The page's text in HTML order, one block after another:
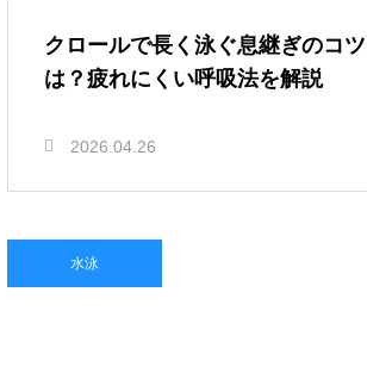
クロールで長く泳ぐ息継ぎのコツ
は？疲れにくい呼吸法を解説
2026.04.26
水泳